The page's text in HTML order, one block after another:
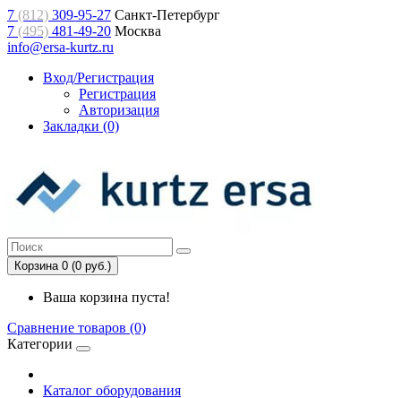
7 (812) 309-95-27 Санкт-Петербург
7 (495) 481-49-20 Москва
info@ersa-kurtz.ru
Вход/Регистрация
Регистрация
Авторизация
Закладки (0)
Корзина 0 (0 руб.)
Ваша корзина пуста!
Сравнение товаров (0)
Категории
Каталог оборудования